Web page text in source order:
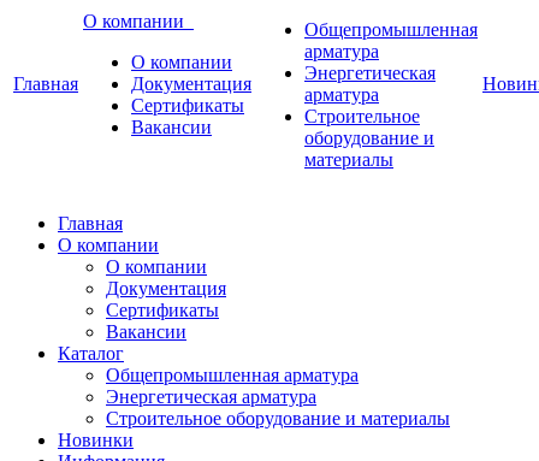
Главная
О компании
О компании
Документация
Сертификаты
Вакансии
Общепромышленная
арматура
Энергетическая
арматура
Строительное
оборудование и
материалы
Главная
О компании
О компании
Документация
Сертификаты
Вакансии
Каталог
Общепромышленная арматура
Энергетическая арматура
Строительное оборудование и материалы
Новинки